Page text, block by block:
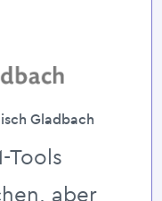
Gladbach
Tools
aber